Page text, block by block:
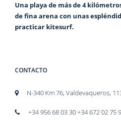
Una playa de más de 4
de fina arena con unas
practicar kitesurf.
CONTACTO
N-340 Km 76, Valdevaqueros,
+34 956 68 03 30 +34 672 02 75